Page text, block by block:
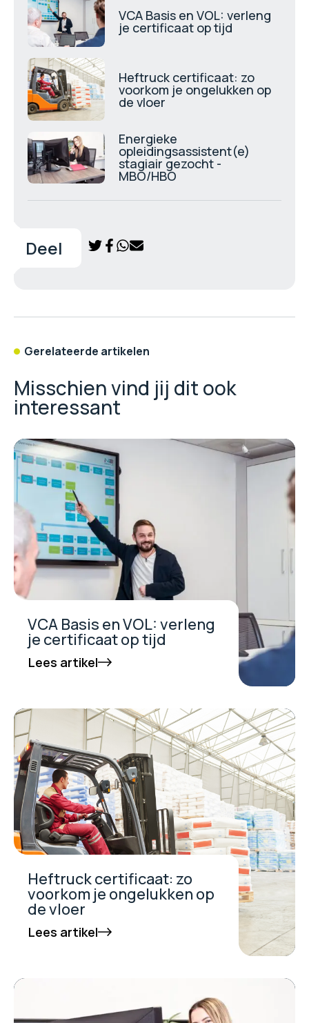
VCA Basis en VOL: verleng
je certificaat op tijd
Heftruck certificaat: zo
voorkom je ongelukken op
de vloer
Energieke
opleidingsassistent(e)
stagiair gezocht -
MBO/HBO
Deel
Gerelateerde artikelen
Misschien vind jij dit ook
interessant
VCA Basis en VOL: verleng
je certificaat op tijd
Lees artikel
Heftruck certificaat: zo
voorkom je ongelukken op
de vloer
Lees artikel